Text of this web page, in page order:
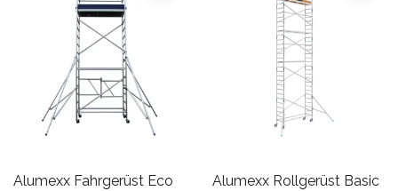
Alumexx Fahrgerüst Eco
Alumexx Rollgerüst Basic